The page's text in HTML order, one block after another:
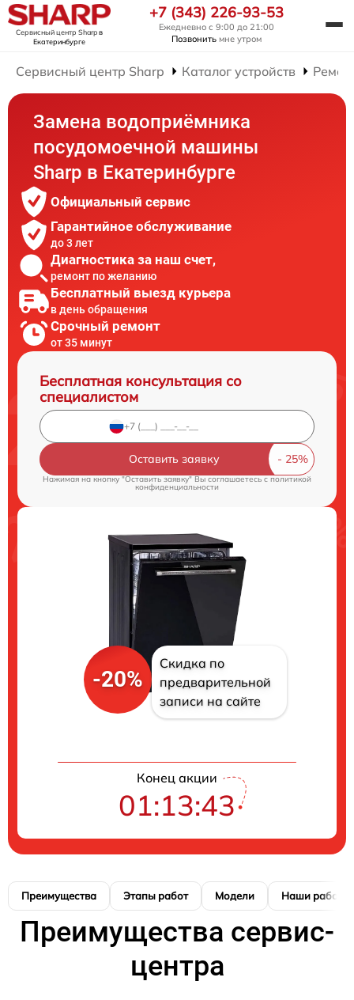
Сервисный центр Sharpв
Екатеринбурге
+7 (343) 226-93-53
Ежедневно с 9:00 до 21:00
Позвонить мне утром
Сервисный центр Sharp Каталог устройств
Замена водоприёмника
посудомоечной машины
Sharp в Екатеринбурге
Официальный сервис
Гарантийное обслуживание
до 3 лет
Диагностика за наш счет,
ремонт по желанию
Бесплатный выезд курьера
в день обращения
Срочный ремонт
от 35 минут
Бесплатная консультация со
специалистом
Оставить заявку
Нажимая на кнопку "Оставить заявку" Вы соглашаетесь cполитикой
конфиденциальности
-20%
Скидка по
предварительной
записи на сайте
Конец акции
01:13:42
Преимущества Этапы работ Модели Наши работы
Преимущества сервис-
центра